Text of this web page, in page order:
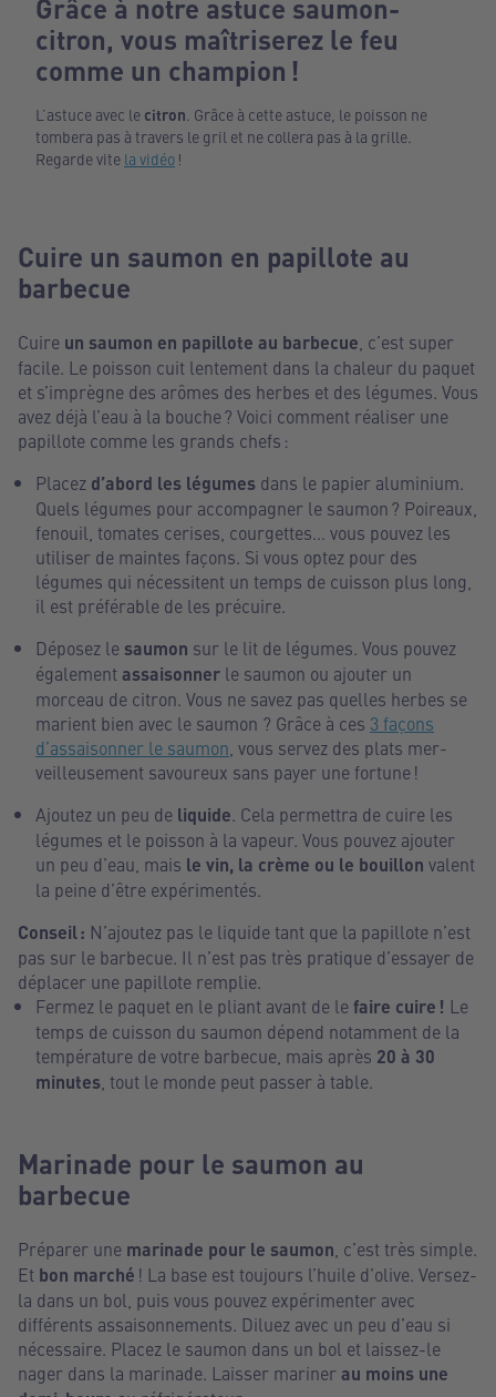
Grâce à notre astuce saumon-
citron, vous maîtriserez le feu
comme un champion !
L’astuce avec le citron . Grâce à cette astuce, le poisson ne
tombera pas à travers le gril et ne collera pas à la grille.
Regarde vite la vidéo !
Cuire un saumon en papillote au
barbecue
Cuire un saumon en papillote au barbecue , c’est super
facile. Le poisson cuit lentement dans la chaleur du paquet
et s’imprègne des arômes des herbes et des légumes. Vous
avez déjà l’eau à la bouche ? Voici comment réaliser une
papillote comme les grands chefs :
Placez d’abord les légumes dans le papier aluminium.
Quels légumes pour accompagner le saumon ? Poireaux,
fenouil, tomates cerises, courgettes… vous pouvez les
utiliser de maintes façons. Si vous optez pour des
légumes qui nécessitent un temps de cuisson plus long,
il est préférable de les précuire.
Déposez le saumon sur le lit de légumes. Vous pouvez
égalementassaisonner le saumon ou ajouter un
morceau de citron. Vous ne savez pas quelles herbes se
marient bien avec le saumon ? Grâce à ces 3 façons
d’assaisonner le saumon , vous servez des plats mer-
veilleusement savoureux sans payer une fortune !
Ajoutez un peu de liquide. Cela permettra de cuire les
légumes et le poisson à la vapeur. Vous pouvez ajouter
un peu d’eau, mais le vin, la crème ou le bouillon valent
la peine d’être expérimentés.
Conseil : N’ajoutez pas le liquide tant que la papillote n’est
pas sur le barbecue. Il n’est pas très pratique d’essayer de
déplacer une papillote remplie.
Fermez le paquet en le pliant avant de lefaire cuire ! Le
temps de cuisson du saumon dépend notamment de la
température de votre barbecue, mais après 20 à 30
minutes , tout le monde peut passer à table.
Marinade pour le saumon au
barbecue
Préparer une marinade pour le saumon , c’est très simple.
Et bon marché ! La base est toujours l’huile d’olive. Versez-
la dans un bol, puis vous pouvez expérimenter avec
différents assaisonnements. Diluez avec un peu d’eau si
nécessaire. Placez le saumon dans un bol et laissez-le
nager dans la marinade. Laisser mariner au moins une